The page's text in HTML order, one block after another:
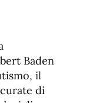
Baden
il
di